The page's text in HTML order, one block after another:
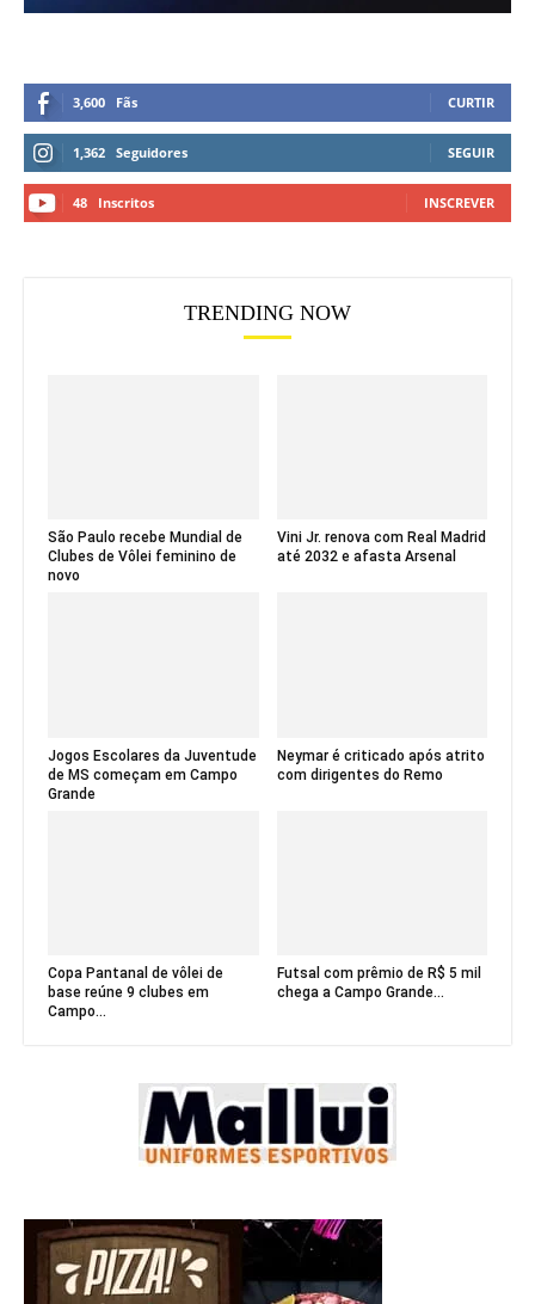
3,600 Fãs CURTIR
1,362 Seguidores SEGUIR
48 Inscritos INSCREVER
TRENDING NOW
São Paulo recebe Mundial de
Clubes de Vôlei feminino de
novo
Vini Jr. renova com Real Madrid
até 2032 e afasta Arsenal
Jogos Escolares da Juventude
de MS começam em Campo
Grande
Neymar é criticado após atrito
com dirigentes do Remo
Copa Pantanal de vôlei de
base reúne 9 clubes em
Campo...
Futsal com prêmio de R$ 5 mil
chega a Campo Grande...